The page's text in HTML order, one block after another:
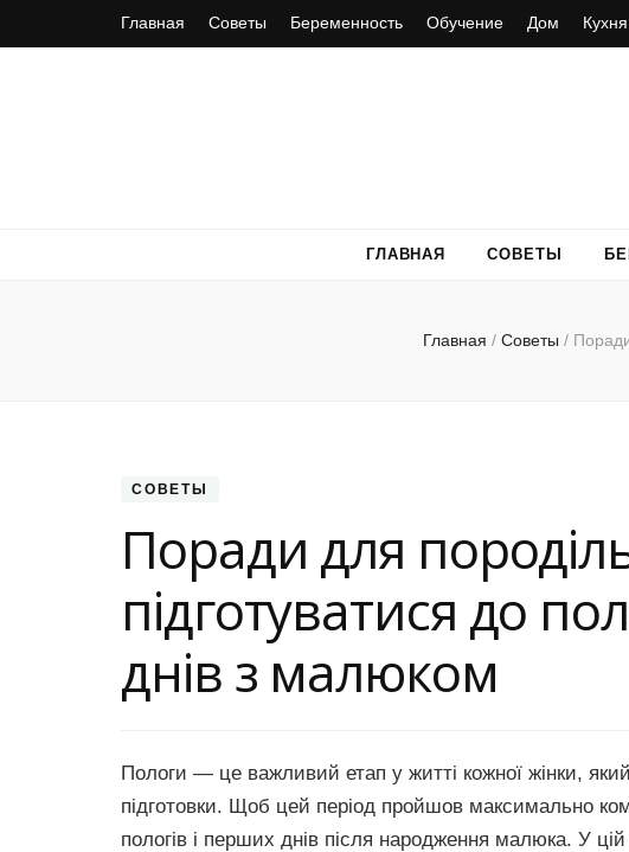
Главная Советы Беременность Обучение Дом Кухня
ГЛАВНАЯ СОВЕТЫ
Главная / Советы /
СОВЕТЫ
Поради для
підготуватися до
днів з малюком
Пологи — це важливий етап у житті кожної жінки,
підготовки. Щоб цей період пройшов максимально
пологів і перших днів після народження малюка. У